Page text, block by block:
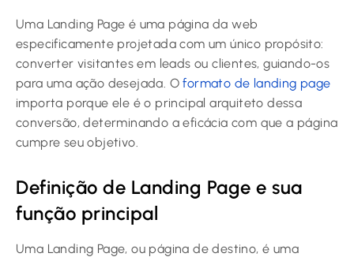
Uma Landing Page é uma página da web
especificamente projetada com um único propósito:
converter visitantes em leads ou clientes, guiando-os
para uma ação desejada. Oformato de landing page
importa porque ele é o principal arquiteto dessa
conversão, determinando a eficácia com que a página
cumpre seu objetivo.
Definição de Landing Page e sua
função principal
Uma Landing Page, ou página de destino, é uma